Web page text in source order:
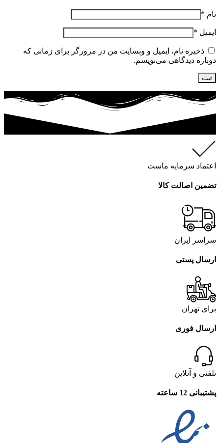
نام *
ایمیل *
ذخیره نام، ایمیل و وبسایت من در مرورگر برای زمانی که
دوباره دیدگاهی می‌نویسم.
اعتماد سرمایه ماست
تضمین اصالت کالا
سراسر ایران
ارسال پستی
برای تهران
ارسال فوری
تلفنی و آنلاین
پشتیبانی 12 ساعته